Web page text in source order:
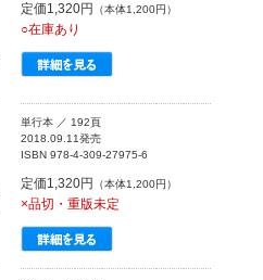
定価1,320円 （本体1,200円）
○在庫あり
単行本 ／ 192頁
2018.09.11発売
ISBN 978-4-309-27975-6
定価1,320円 （本体1,200円）
×品切・重版未定